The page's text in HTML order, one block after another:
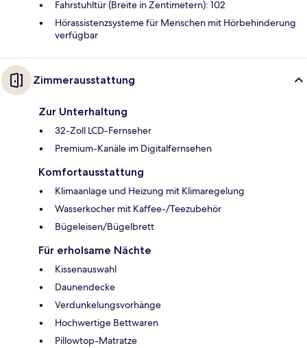
Fahrstuhltür (Breite in Zentimetern): 102
Hörassistenzsysteme für Menschen mit Hörbehinderung
verfügbar
Zimmerausstattung
Zur Unterhaltung
32-Zoll LCD-Fernseher
Premium-Kanäle im Digitalfernsehen
Komfortausstattung
Klimaanlage und Heizung mit Klimaregelung
Wasserkocher mit Kaffee-/Teezubehör
Bügeleisen/Bügelbrett
Für erholsame Nächte
Kissenauswahl
Daunendecke
Verdunkelungsvorhänge
Hochwertige Bettwaren
Pillowtop-Matratze